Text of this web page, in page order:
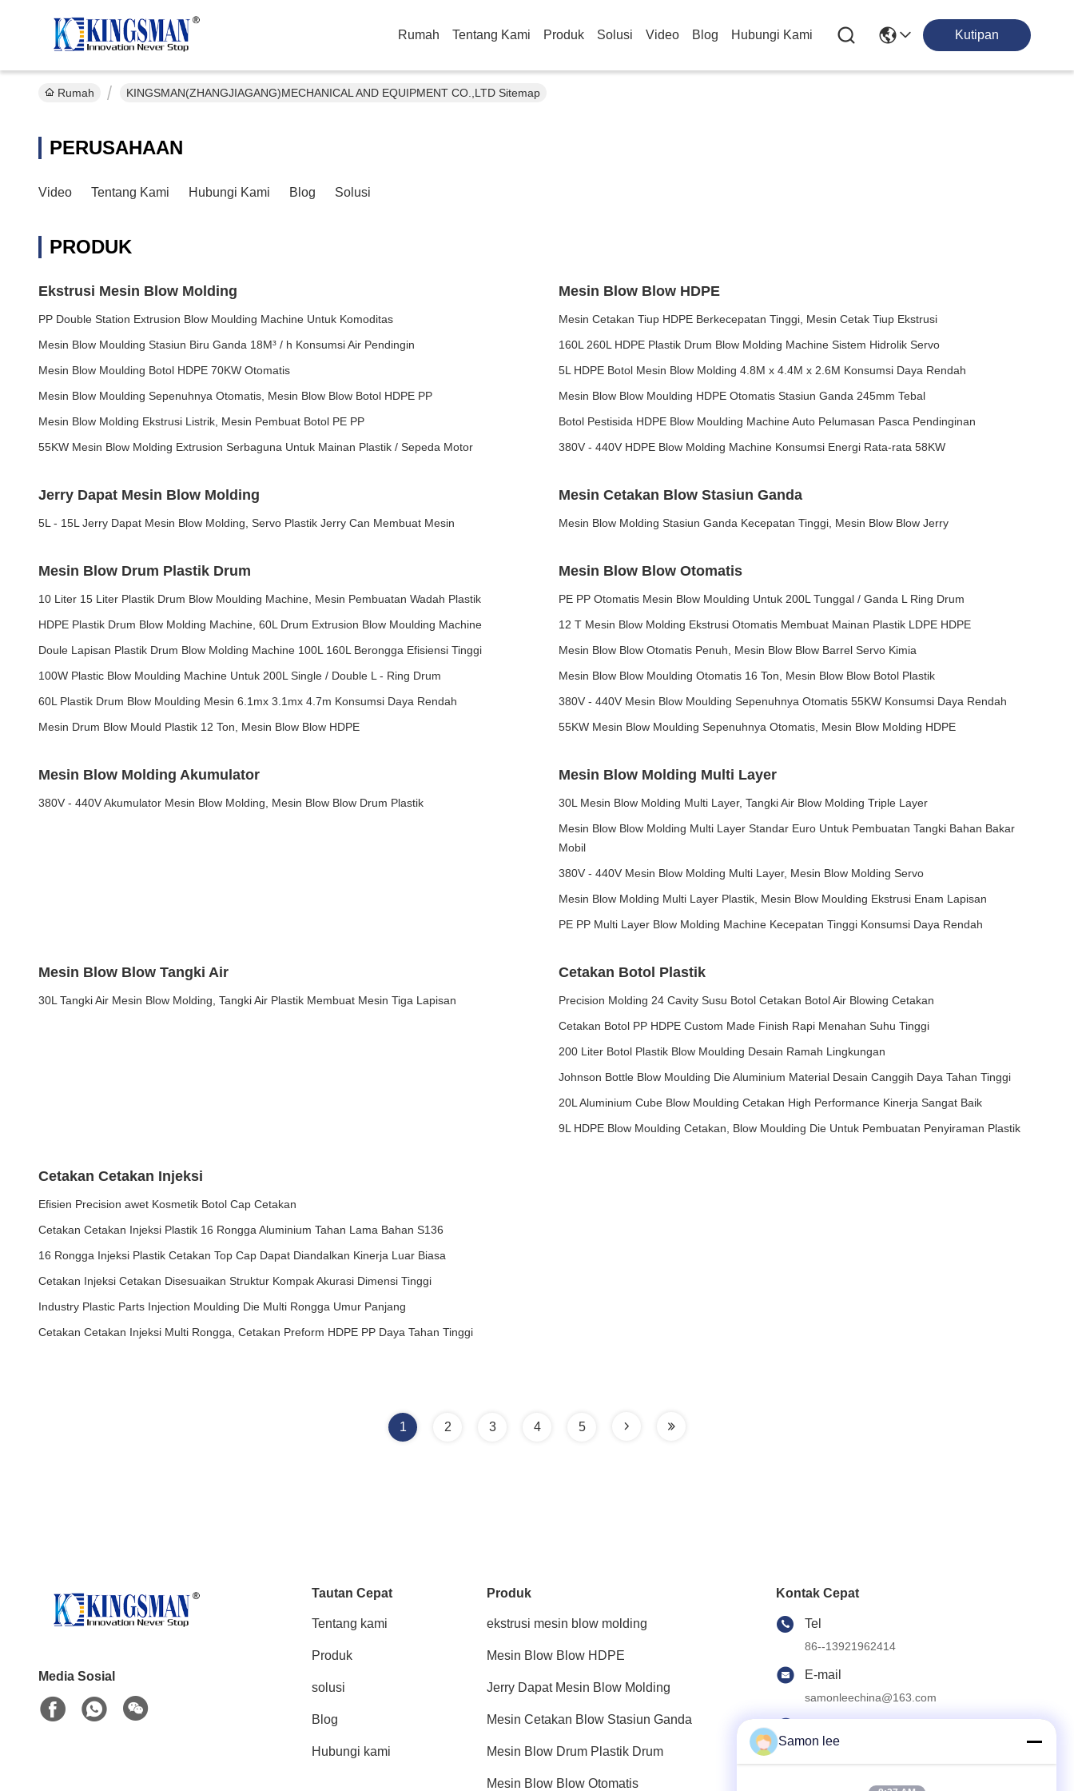
Rumah Tentang Kami Produk Solusi Video Blog Hubungi Kami Kutipan
Rumah KINGSMAN(ZHANGJIAGANG)MECHANICAL AND EQUIPMENT CO.,LTD Sitemap
PERUSAHAAN
Video Tentang Kami Hubungi Kami Blog Solusi
PRODUK
Ekstrusi Mesin Blow Molding
PP Double Station Extrusion Blow Moulding Machine Untuk Komoditas
Mesin Blow Moulding Stasiun Biru Ganda 18M³ / h Konsumsi Air Pendingin
Mesin Blow Moulding Botol HDPE 70KW Otomatis
Mesin Blow Moulding Sepenuhnya Otomatis, Mesin Blow Blow Botol HDPE PP
Mesin Blow Molding Ekstrusi Listrik, Mesin Pembuat Botol PE PP
55KW Mesin Blow Molding Extrusion Serbaguna Untuk Mainan Plastik / Sepeda Motor
Mesin Blow Blow HDPE
Mesin Cetakan Tiup HDPE Berkecepatan Tinggi, Mesin Cetak Tiup Ekstrusi
160L 260L HDPE Plastik Drum Blow Molding Machine Sistem Hidrolik Servo
5L HDPE Botol Mesin Blow Molding 4.8M x 4.4M x 2.6M Konsumsi Daya Rendah
Mesin Blow Blow Moulding HDPE Otomatis Stasiun Ganda 245mm Tebal
Botol Pestisida HDPE Blow Moulding Machine Auto Pelumasan Pasca Pendinginan
380V - 440V HDPE Blow Molding Machine Konsumsi Energi Rata-rata 58KW
Jerry Dapat Mesin Blow Molding
5L - 15L Jerry Dapat Mesin Blow Molding, Servo Plastik Jerry Can Membuat Mesin
Mesin Cetakan Blow Stasiun Ganda
Mesin Blow Molding Stasiun Ganda Kecepatan Tinggi, Mesin Blow Blow Jerry
Mesin Blow Drum Plastik Drum
10 Liter 15 Liter Plastik Drum Blow Moulding Machine, Mesin Pembuatan Wadah Plastik
HDPE Plastik Drum Blow Molding Machine, 60L Drum Extrusion Blow Moulding Machine
Doule Lapisan Plastik Drum Blow Molding Machine 100L 160L Berongga Efisiensi Tinggi
100W Plastic Blow Moulding Machine Untuk 200L Single / Double L - Ring Drum
60L Plastik Drum Blow Moulding Mesin 6.1mx 3.1mx 4.7m Konsumsi Daya Rendah
Mesin Drum Blow Mould Plastik 12 Ton, Mesin Blow Blow HDPE
Mesin Blow Blow Otomatis
PE PP Otomatis Mesin Blow Moulding Untuk 200L Tunggal / Ganda L Ring Drum
12 T Mesin Blow Molding Ekstrusi Otomatis Membuat Mainan Plastik LDPE HDPE
Mesin Blow Blow Otomatis Penuh, Mesin Blow Blow Barrel Servo Kimia
Mesin Blow Blow Moulding Otomatis 16 Ton, Mesin Blow Blow Botol Plastik
380V - 440V Mesin Blow Moulding Sepenuhnya Otomatis 55KW Konsumsi Daya Rendah
55KW Mesin Blow Moulding Sepenuhnya Otomatis, Mesin Blow Molding HDPE
Mesin Blow Molding Akumulator
380V - 440V Akumulator Mesin Blow Molding, Mesin Blow Blow Drum Plastik
Mesin Blow Molding Multi Layer
30L Mesin Blow Molding Multi Layer, Tangki Air Blow Molding Triple Layer
Mesin Blow Blow Molding Multi Layer Standar Euro Untuk Pembuatan Tangki Bahan Bakar
Mobil
380V - 440V Mesin Blow Molding Multi Layer, Mesin Blow Molding Servo
Mesin Blow Molding Multi Layer Plastik, Mesin Blow Moulding Ekstrusi Enam Lapisan
PE PP Multi Layer Blow Molding Machine Kecepatan Tinggi Konsumsi Daya Rendah
Mesin Blow Blow Tangki Air
30L Tangki Air Mesin Blow Molding, Tangki Air Plastik Membuat Mesin Tiga Lapisan
Cetakan Botol Plastik
Precision Molding 24 Cavity Susu Botol Cetakan Botol Air Blowing Cetakan
Cetakan Botol PP HDPE Custom Made Finish Rapi Menahan Suhu Tinggi
200 Liter Botol Plastik Blow Moulding Desain Ramah Lingkungan
Johnson Bottle Blow Moulding Die Aluminium Material Desain Canggih Daya Tahan Tinggi
20L Aluminium Cube Blow Moulding Cetakan High Performance Kinerja Sangat Baik
9L HDPE Blow Moulding Cetakan, Blow Moulding Die Untuk Pembuatan Penyiraman Plastik
Cetakan Cetakan Injeksi
Efisien Precision awet Kosmetik Botol Cap Cetakan
Cetakan Cetakan Injeksi Plastik 16 Rongga Aluminium Tahan Lama Bahan S136
16 Rongga Injeksi Plastik Cetakan Top Cap Dapat Diandalkan Kinerja Luar Biasa
Cetakan Injeksi Cetakan Disesuaikan Struktur Kompak Akurasi Dimensi Tinggi
Industry Plastic Parts Injection Moulding Die Multi Rongga Umur Panjang
Cetakan Cetakan Injeksi Multi Rongga, Cetakan Preform HDPE PP Daya Tahan Tinggi
1 2 3 4 5
Media Sosial
Tautan Cepat
Tentang kami
Produk
solusi
Blog
Hubungi kami
Produk
ekstrusi mesin blow molding
Mesin Blow Blow HDPE
Jerry Dapat Mesin Blow Molding
Mesin Cetakan Blow Stasiun Ganda
Mesin Blow Drum Plastik Drum
Mesin Blow Blow Otomatis
Kontak Cepat
Tel
86--13921962414
E-mail
samonleechina@163.com
No.3, HuaTai Road, GangKou Town,
ZhangJiaGang City, 215612, Provinsi
Samon lee